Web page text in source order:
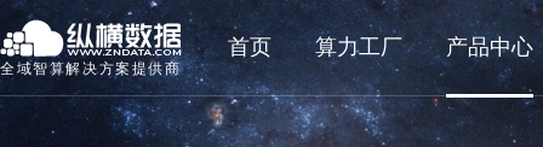
全域智算解决方案提供商
首页 算力工厂 产品中心